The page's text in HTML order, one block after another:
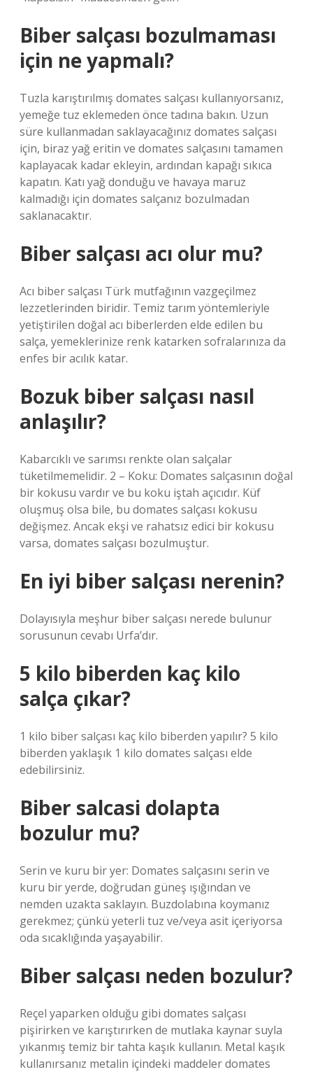
Biber salçası bozulmaması
için ne yapmalı?
Tuzla karıştırılmış domates salçası kullanıyorsanız,
yemeğe tuz eklemeden önce tadına bakın. Uzun
süre kullanmadan saklayacağınız domates salçası
için, biraz yağ eritin ve domates salçasını tamamen
kaplayacak kadar ekleyin, ardından kapağı sıkıca
kapatın. Katı yağ donduğu ve havaya maruz
kalmadığı için domates salçanız bozulmadan
saklanacaktır.
Biber salçası acı olur mu?
Acı biber salçası Türk mutfağının vazgeçilmez
lezzetlerinden biridir. Temiz tarım yöntemleriyle
yetiştirilen doğal acı biberlerden elde edilen bu
salça, yemeklerinize renk katarken sofralarınıza da
enfes bir acılık katar.
Bozuk biber salçası nasıl
anlaşılır?
Kabarcıklı ve sarımsı renkte olan salçalar
tüketilmemelidir. 2 – Koku: Domates salçasının doğal
bir kokusu vardır ve bu koku iştah açıcıdır. Küf
oluşmuş olsa bile, bu domates salçası kokusu
değişmez. Ancak ekşi ve rahatsız edici bir kokusu
varsa, domates salçası bozulmuştur.
En iyi biber salçası nerenin?
Dolayısıyla meşhur biber salçası nerede bulunur
sorusunun cevabı Urfa’dır.
5 kilo biberden kaç kilo
salça çıkar?
1 kilo biber salçası kaç kilo biberden yapılır? 5 kilo
biberden yaklaşık 1 kilo domates salçası elde
edebilirsiniz.
Biber salcasi dolapta
bozulur mu?
Serin ve kuru bir yer: Domates salçasını serin ve
kuru bir yerde, doğrudan güneş ışığından ve
nemden uzakta saklayın. Buzdolabına koymanız
gerekmez; çünkü yeterli tuz ve/veya asit içeriyorsa
oda sıcaklığında yaşayabilir.
Biber salçası neden bozulur?
Reçel yaparken olduğu gibi domates salçası
pişirirken ve karıştırırken de mutlaka kaynar suyla
yıkanmış temiz bir tahta kaşık kullanın. Metal kaşık
kullanırsanız metalin içindeki maddeler domates